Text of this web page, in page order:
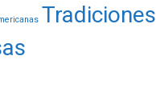
Tradiciones